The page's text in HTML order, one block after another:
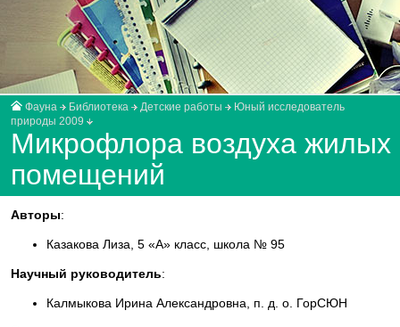
Фауна Библиотека Детские работы
Юный исследователь
природы 2009
Микрофлора воздуха жилых
помещений
Авторы:
Казакова Лиза, 5 «А» класс, школа № 95
Научный руководитель:
Калмыкова Ирина Александровна, п. д. о. ГорСЮН